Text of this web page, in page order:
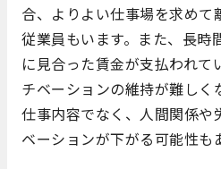
合、よりよい仕事場を求めて
従業員もいます。また、長時
に見合った賃金が支払われて
チベーションの維持が難しく
仕事内容でなく、人間関係や
ベーションが下がる可能性も